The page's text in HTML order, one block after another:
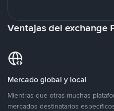
Ventajas del exchange
Mercado global y local
Mientras que otras muchas
mercados destinatarios